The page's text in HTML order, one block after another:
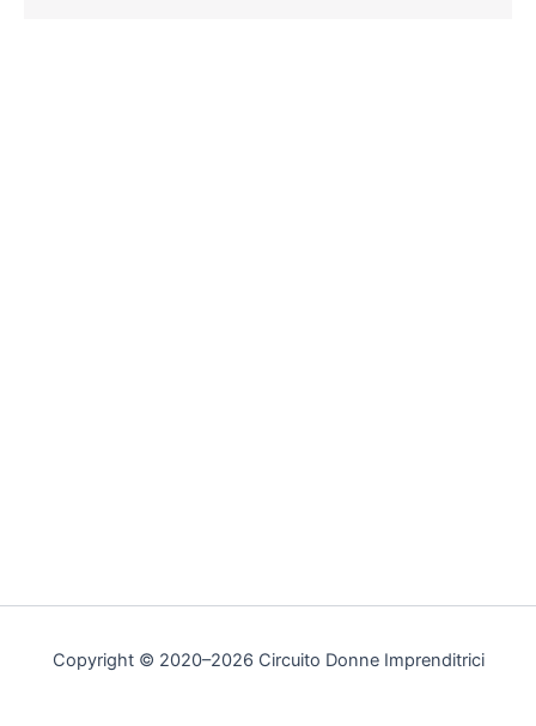
Copyright © 2020–2026 Circuito Donne Imprenditrici